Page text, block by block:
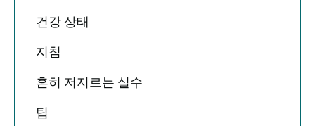
건강 상태
지침
흔히 저지르는 실수
팁